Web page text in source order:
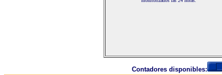
Contadores disponibles: